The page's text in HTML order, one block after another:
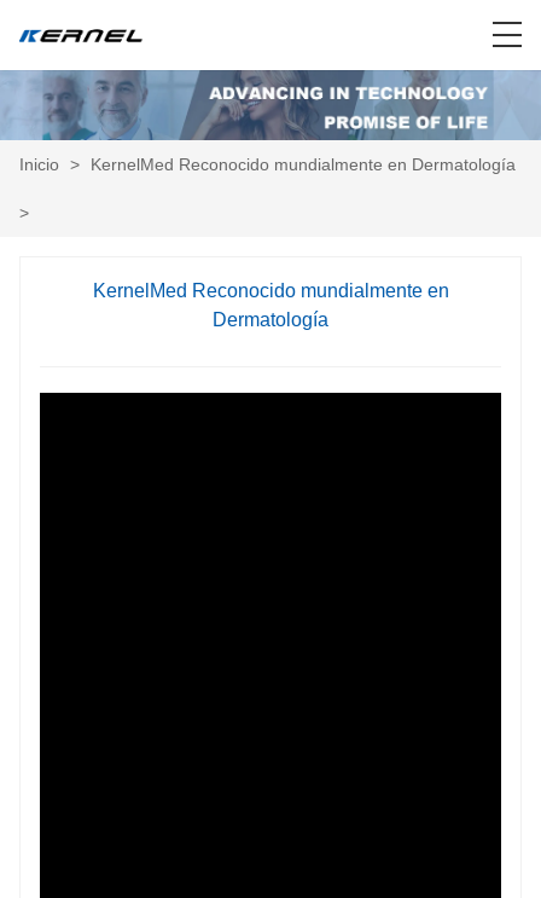
Inicio > KernelMed Reconocido mundialmente en Dermatología
>
KernelMed Reconocido mundialmente en
Dermatología